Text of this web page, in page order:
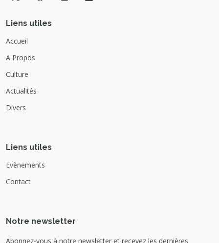
Liens utiles
Accueil
A Propos
Culture
Actualités
Divers
Liens utiles
Evènements
Contact
Notre newsletter
Abonnez-vous à notre newsletter et recevez les dernières